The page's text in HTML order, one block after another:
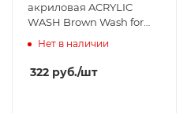
акриловая ACRYLIC
WASH Brown Wash for
Dark Yellow Ammo Mig
Нет в наличии
322 руб./шт